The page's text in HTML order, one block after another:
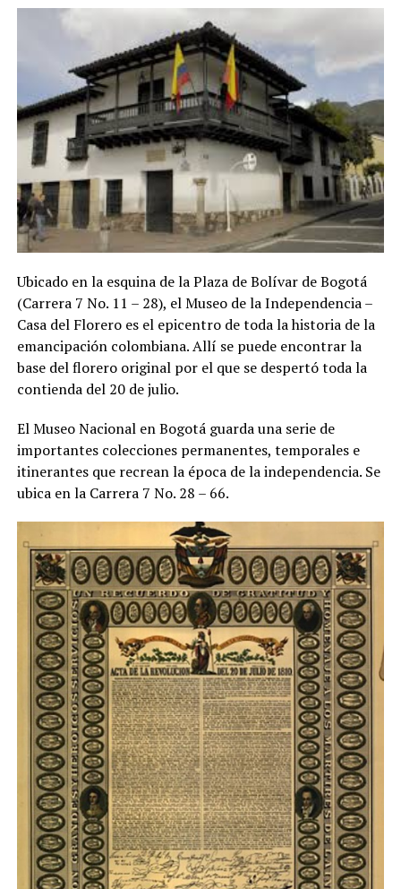
Ubicado en la esquina de la Plaza de Bolívar de Bogotá
(Carrera 7 No. 11 – 28), el Museo de la Independencia –
Casa del Florero es el epicentro de toda la historia de la
emancipación colombiana. Allí se puede encontrar la
base del florero original por el que se despertó toda la
contienda del 20 de julio.
El Museo Nacional en Bogotá guarda una serie de
importantes colecciones permanentes, temporales e
itinerantes que recrean la época de la independencia. Se
ubica en la Carrera 7 No. 28 – 66.